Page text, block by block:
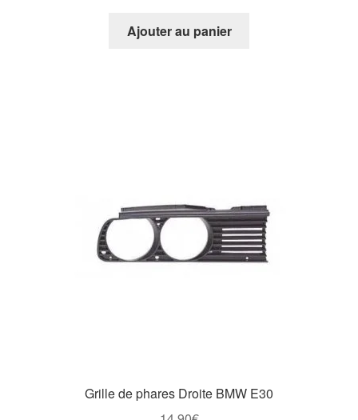
Ajouter au panier
Grille de phares Droite BMW E30